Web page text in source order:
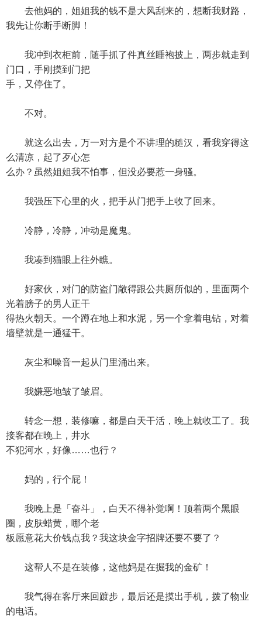
去他妈的，姐姐我的钱不是大风刮来的，想断我财路，
我先让你断手断脚！
我冲到衣柜前，随手抓了件真丝睡袍披上，两步就走到
门口，手刚摸到门把
手，又停住了。
不对。
就这么出去，万一对方是个不讲理的糙汉，看我穿得这
么清凉，起了歹心怎
么办？虽然姐姐我不怕事，但没必要惹一身骚。
我强压下心里的火，把手从门把手上收了回来。
冷静，冷静，冲动是魔鬼。
我凑到猫眼上往外瞧。
好家伙，对门的防盗门敞得跟公共厕所似的，里面两个
光着膀子的男人正干
得热火朝天。一个蹲在地上和水泥，另一个拿着电钻，对着
墙壁就是一通猛干。
灰尘和噪音一起从门里涌出来。
我嫌恶地皱了皱眉。
转念一想，装修嘛，都是白天干活，晚上就收工了。我
接客都在晚上，井水
不犯河水，好像……也行？
妈的，行个屁！
我晚上是「奋斗」，白天不得补觉啊！顶着两个黑眼
圈，皮肤蜡黄，哪个老
板愿意花大价钱点我？我这块金字招牌还要不要了？
这帮人不是在装修，这他妈是在掘我的金矿！
我气得在客厅来回踱步，最后还是摸出手机，拨了物业
的电话。